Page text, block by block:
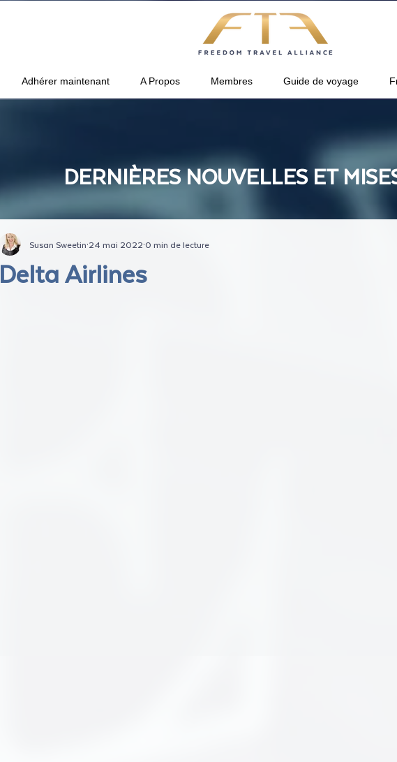
Adhérer maintenant A Propos Membres Guide de voyage
DERNIÈRES NOUVELLES ET
Delta Airlines
Susan Sweetin 24 mai 2022 0 min de lecture